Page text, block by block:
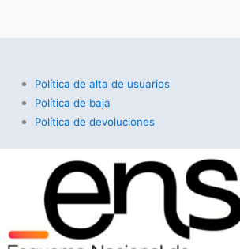
Política de alta de usuarios
Política de baja
Política de devoluciones